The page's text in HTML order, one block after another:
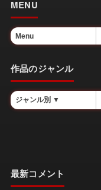
MENU
作品のジャンル
最新コメント